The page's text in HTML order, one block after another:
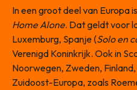
In een groot deel van Europa
Home Alone. Dat geldt voor
Luxemburg, Spanje (Solo en
Verenigd Koninkrijk. Ook in
Noorwegen, Zweden,
Zuidoost-Europa, zoals